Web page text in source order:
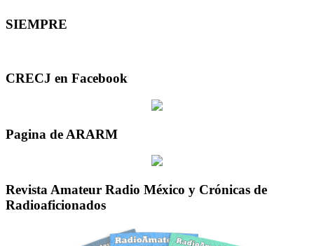
SIEMPRE
CRECJ en Facebook
Pagina de ARARM
Revista Amateur Radio México y Crónicas de
Radioaficionados